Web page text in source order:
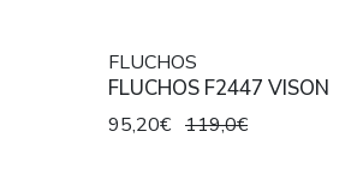
FLUCHOS
FLUCHOS F2447 VISON
95,20€ 119,0€